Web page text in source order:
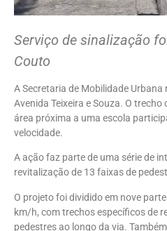
Serviço de sinalização
Couto
A Secretaria de Mobilidade
Avenida Teixeira e Souza. O
área próxima a uma escola
velocidade.
A ação faz parte de uma série de
revitalização de 13 faixas de
O projeto foi dividido em nove
km/h, com trechos específicos de
pedestres ao longo da via.